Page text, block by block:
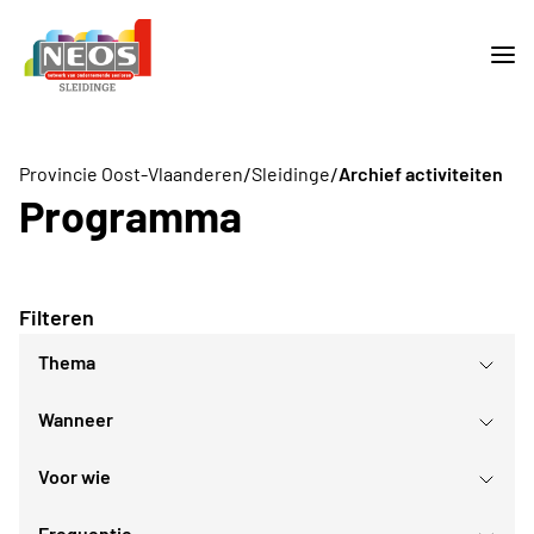
Provincie Oost-Vlaanderen/Sleidinge/Archief activiteiten
Programma
Filteren
Thema
Reis
Culturele evenementen
Wanneer
Voor wie